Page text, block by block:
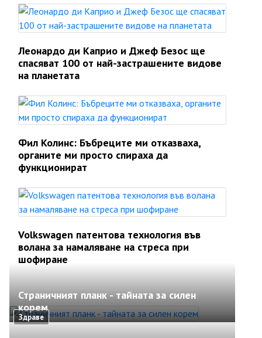
Леонардо ди Каприо и Джеф Безос ще
спасяват 100 от най-застрашените видове
на планетата
Фил Колинс: Бъбреците ми отказваха,
органите ми просто спираха да
функционират
Volkswagen патентова технология във
волана за намаляване на стреса при
шофиране
Здраве
Страничният планк - тайната за силен
корем